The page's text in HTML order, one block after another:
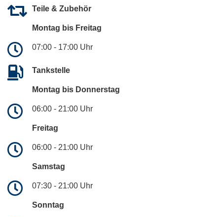
Teile & Zubehör
Montag bis Freitag
07:00 - 17:00 Uhr
Tankstelle
Montag bis Donnerstag
06:00 - 21:00 Uhr
Freitag
06:00 - 21:00 Uhr
Samstag
07:30 - 21:00 Uhr
Sonntag